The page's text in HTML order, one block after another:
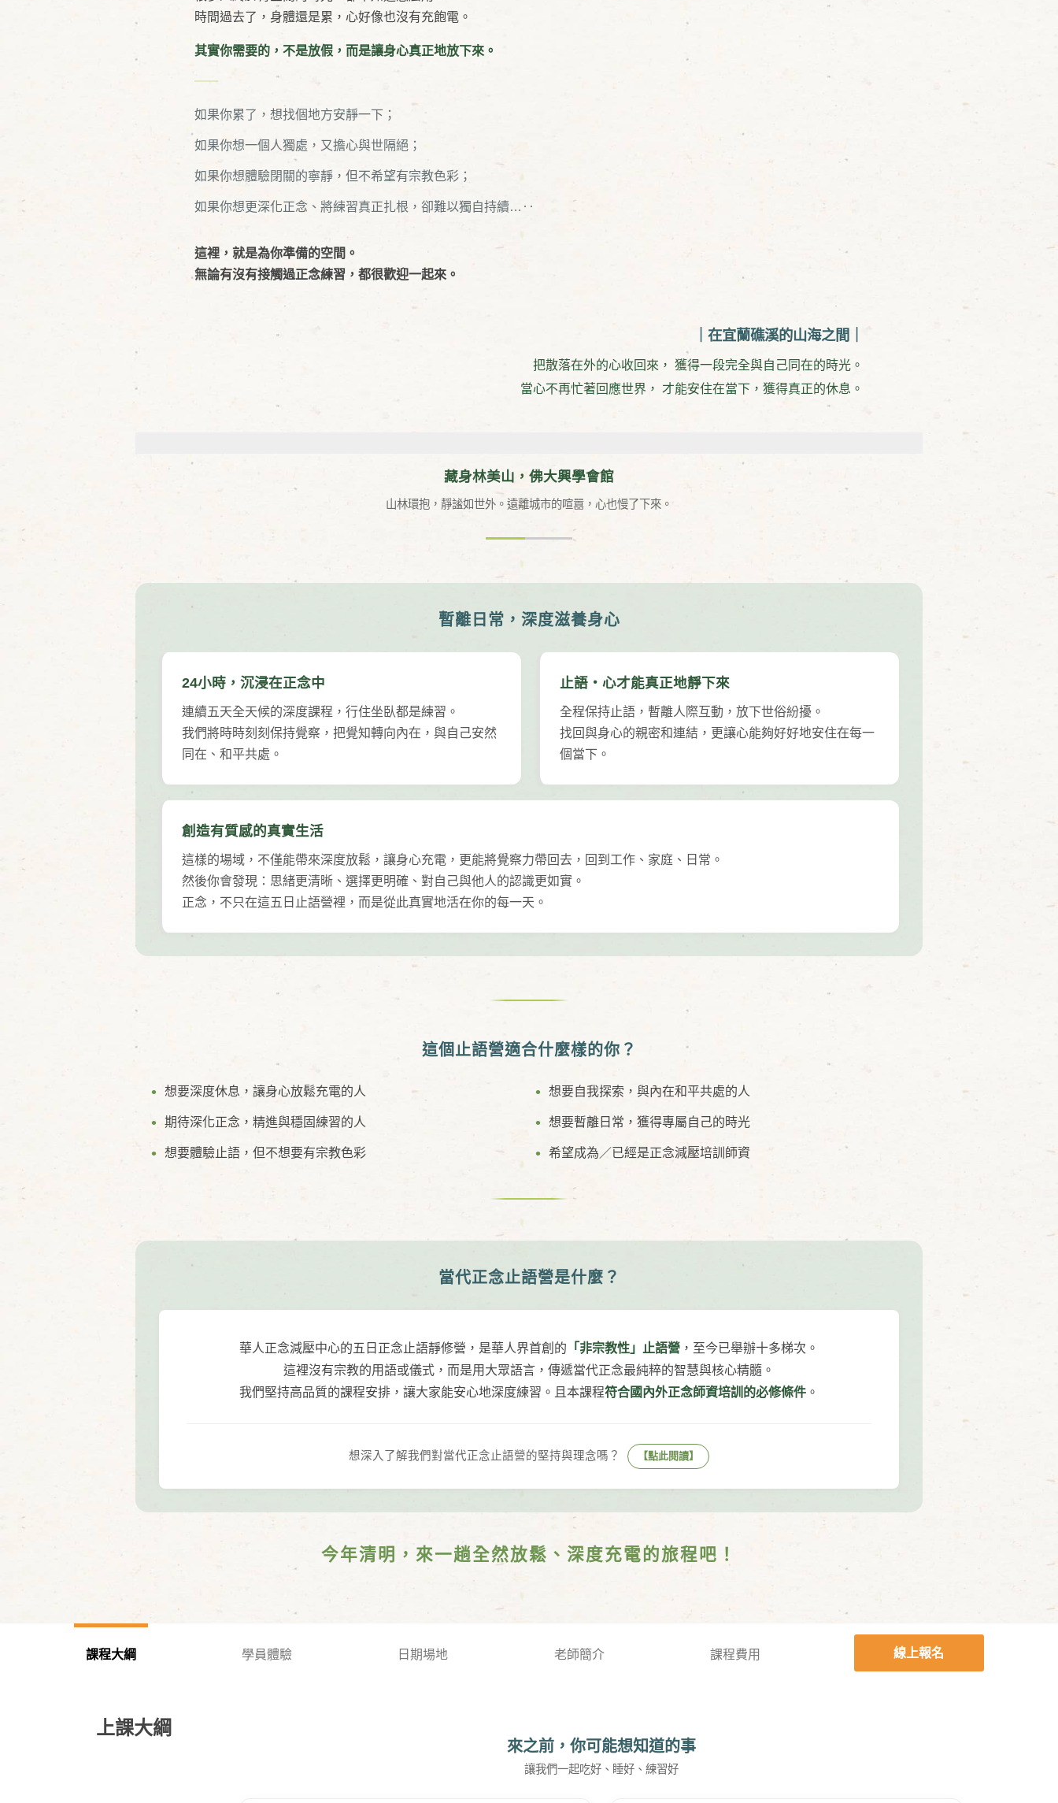
時間過去了，身體還是累，心好像也沒有充飽電。
其實你需要的，不是放假，而是讓身心真正地放下來。
如果你累了，想找個地方安靜一下；
如果你想一個人獨處，又擔心與世隔絕；
如果你想體驗閉關的寧靜，但不希望有宗教色彩；
如果你想更深化正念、將練習真正扎根，卻難以獨自持續…‥
這裡，就是為你準備的空間。
無論有沒有接觸過正念練習，都很歡迎一起來。
｜在宜蘭礁溪的山海之間｜
把散落在外的心收回來， 獲得一段完全與自己同在的時光。
當心不再忙著回應世界， 才能安住在當下，獲得真正的休息。
藏身林美山，佛大興學會館
山林環抱，靜謐如世外。遠離城市的喧囂，心也慢了下來。
暫離日常，深度滋養身心
24小時，沉浸在正念中
連續五天全天候的深度課程，行住坐臥都是練習。
我們將時時刻刻保持覺察，把覺知轉向內在，與自己安然
同在、和平共處。
止語・心才能真正地靜下來
全程保持止語，暫離人際互動，放下世俗紛擾。
找回與身心的親密和連結，更讓心能夠好好地安住在每一
個當下。
創造有質感的真實生活
這樣的場域，不僅能帶來深度放鬆，讓身心充電，更能將覺察力帶回去，回到工作、家庭、日常。
然後你會發現：思緒更清晰、選擇更明確、對自己與他人的認識更如實。
正念，不只在這五日止語營裡，而是從此真實地活在你的每一天。
這個止語營適合什麼樣的你？
想要深度休息，讓身心放鬆充電的人 想要自我探索，與內在和平共處的人
期待深化正念，精進與穩固練習的人 想要暫離日常，獲得專屬自己的時光
想要體驗止語，但不想要有宗教色彩 希望成為／已經是正念減壓培訓師資
當代正念止語營是什麼？
華人正念減壓中心的五日正念止語靜修營，是華人界首創的 「非宗教性」止語營 ，至今已舉辦十多梯次。
這裡沒有宗教的用語或儀式，而是用大眾語言，傳遞當代正念最純粹的智慧與核心精髓。
我們堅持高品質的課程安排，讓大家能安心地深度練習。且本課程符合國內外正念師資培訓的必修條件 。
想深入了解我們對當代正念止語營的堅持與理念嗎？ 【點此閱讀】
今年清明，來一趟全然放鬆、深度充電的旅程吧！
課程大綱 學員體驗 日期場地 老師簡介 課程費用 線上報名
上課大綱
來之前，你可能想知道的事
讓我們一起吃好、睡好、練習好